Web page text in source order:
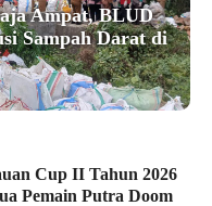
Ampat, BLUD
Sampah Darat di
Cup II Tahun 2026
Pemain Putra Doom